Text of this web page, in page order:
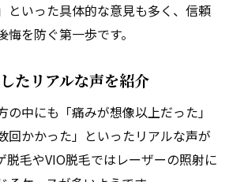
といった具体的な意見も多く、信頼
を防ぐ第一歩です。
たリアルな声を紹介
の中にも「痛みが想像以上だった」
回かかった」といったリアルな声が
脱毛やVIO脱毛ではレーザーの照射に